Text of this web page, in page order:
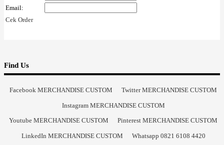
Email:
Cek Order
Find Us
Facebook MERCHANDISE CUSTOM Twitter MERCHANDISE CUSTOM
Instagram MERCHANDISE CUSTOM
Youtube MERCHANDISE CUSTOM Pinterest MERCHANDISE CUSTOM
LinkedIn MERCHANDISE CUSTOM Whatsapp 0821 6108 4420